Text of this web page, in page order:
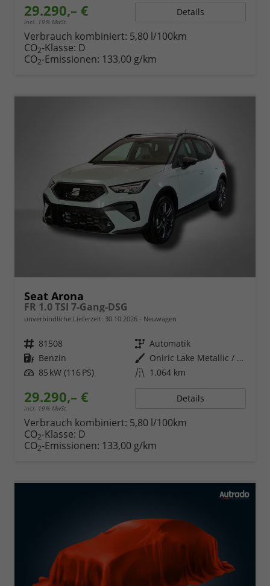
29.290,– €
incl. 19% MwSt.
Details
Verbrauch kombiniert: 5,80 l/100km
CO2-Klasse: D
CO2-Emissionen: 133,00 g/km
Seat Arona
FR 1.0 TSI 7-Gang-DSG
unverbindliche Lieferzeit: 30.10.2026 Neuwagen
Fahrzeugnr. 81508 Getriebe Automatik
Kraftstoff Benzin Außenfarbe
Oniric Lake Metallic / Dach in Midnight Schwarz Metallic
Leistung 85 kW (116 PS) Kilometerstand 1.064 km
29.290,– €
incl. 19% MwSt.
Details
Verbrauch kombiniert: 5,80 l/100km
CO2-Klasse: D
CO2-Emissionen: 133,00 g/km